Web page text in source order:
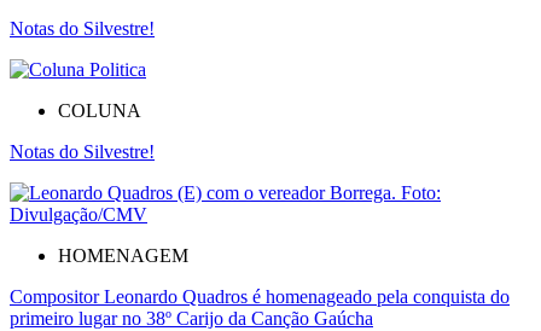
Notas do Silvestre!
COLUNA
Notas do Silvestre!
HOMENAGEM
Compositor Leonardo Quadros é homenageado pela conquista do
primeiro lugar no 38º Carijo da Canção Gaúcha